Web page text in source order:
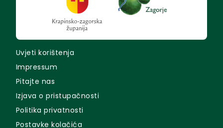
Uvjeti korištenja
Impressum
Pitajte nas
Izjava o pristupačnosti
Politika privatnosti
Postavke kolačića